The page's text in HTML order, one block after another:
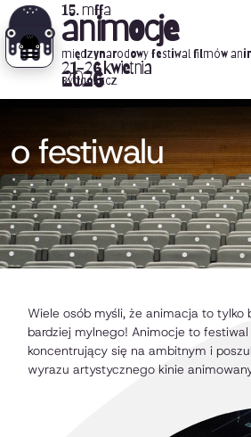
15. mffa
animocje
2026
międzynarodowy festiwal filmów
21-26 kwietnia
Bydgoszcz
o festiwalu
Wiele osób myśli, że animacja to tylko
bardziej mylnego! Animocje to
koncentrujący się na ambitnym i
wyrazu artystycznego kinie